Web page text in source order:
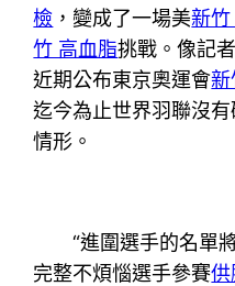
檢 ，變成了一場美新
竹 高血脂挑戰。像記
近期公布東京奧運會新
迄今為止世界羽聯沒
情形。
“進圍選手的名單將
完整不煩惱選手參賽供